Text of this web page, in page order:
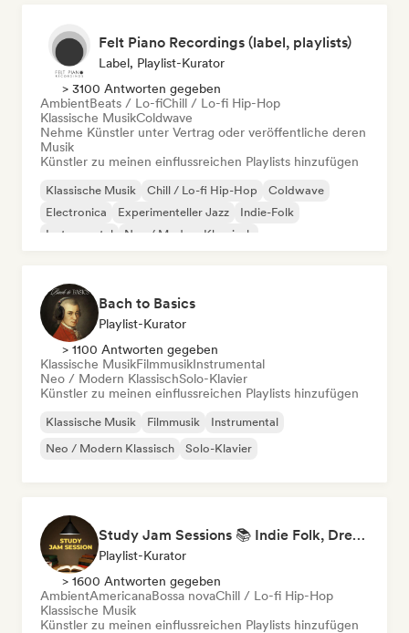
Felt Piano Recordings (label, playlists)
Label, Playlist-Kurator
> 3100 Antworten gegeben
AmbientBeats / Lo-fiChill / Lo-fi Hip-Hop
Klassische MusikColdwave
Nehme Künstler unter Vertrag oder veröffentliche deren
Musik
Künstler zu meinen einflussreichen Playlists hinzufügen
Klassische Musik Chill / Lo-fi Hip-Hop
Coldwave
Electronica
Experimenteller Jazz
Indie-Folk
Instrumental
Neo / Modern Klassisch
Bach to Basics
Playlist-Kurator
> 1100 Antworten gegeben
Klassische MusikFilmmusikInstrumental
Neo / Modern KlassischSolo-Klavier
Künstler zu meinen einflussreichen Playlists hinzufügen
Klassische Musik Filmmusik
Instrumental
Neo / Modern Klassisch
Solo-Klavier
Study Jam Sessions 📚 Indie Folk, Dream Pop & Singer-Songwriter
Playlist-Kurator
> 1600 Antworten gegeben
AmbientAmericanaBossa novaChill / Lo-fi Hip-Hop
Klassische Musik
Künstler zu meinen einflussreichen Playlists hinzufügen